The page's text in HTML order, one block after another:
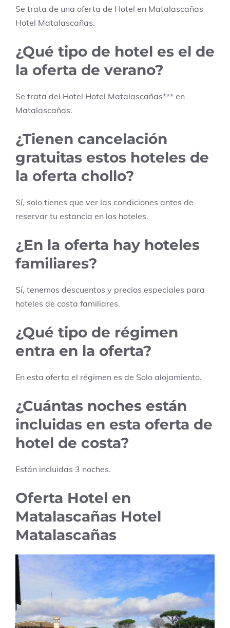
Se trata de una oferta de Hotel en Matalascañas
Hotel Matalascañas.
¿Qué tipo de hotel es el de
la oferta de verano?
Se trata del Hotel Hotel Matalascañas*** en
Matalascañas.
¿Tienen cancelación
gratuitas estos hoteles de
la oferta chollo?
Sí, solo tienes que ver las condiciones antes de
reservar tu estancia en los hoteles.
¿En la oferta hay hoteles
familiares?
Sí, tenemos descuentos y precios especiales para
hoteles de costa familiares.
¿Qué tipo de régimen
entra en la oferta?
En esta oferta el régimen es de Solo alojamiento.
¿Cuántas noches están
incluidas en esta oferta de
hotel de costa?
Están incluidas 3 noches.
Oferta Hotel en
Matalascañas Hotel
Matalascañas